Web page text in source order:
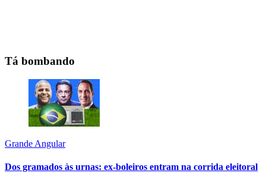
Tá bombando
Grande Angular
Dos gramados às urnas: ex-boleiros entram na corrida eleitoral